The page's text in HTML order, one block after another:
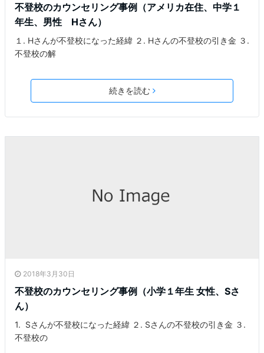
不登校のカウンセリング事例（アメリカ在住、中学１
年生、男性 Hさん）
１. Hさんが不登校になった経緯 ２. Hさんの不登校の引き金 ３.
不登校の解
続きを読む
2018年3月30日
不登校のカウンセリング事例（小学１年生 女性、Sさ
ん）
1. Sさんが不登校になった経緯 ２. Sさんの不登校の引き金 ３.
不登校の